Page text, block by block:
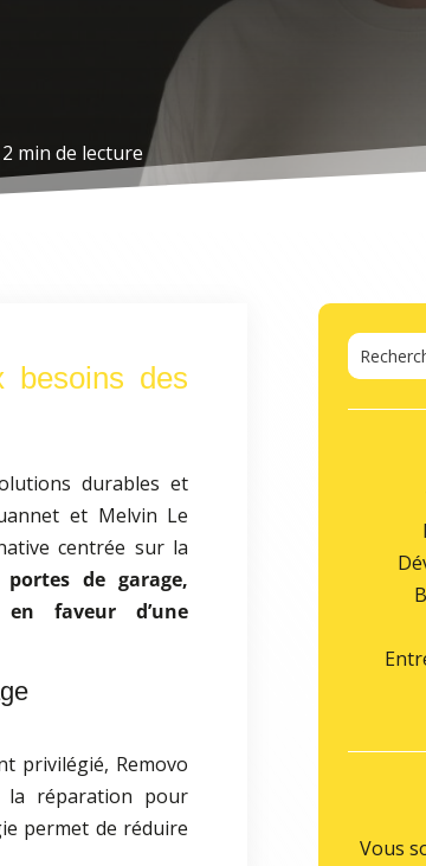
2 min de lecture
besoins des
durables et
et Melvin Le
centrée sur la
de garage,
faveur d’une
privilégié, Removo
la réparation pour
permet de réduire
Vous